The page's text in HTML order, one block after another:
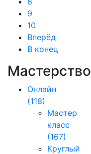
9
10
Вперёд
В конец
Мастерство
Онлайн
(118)
Мастер
класс
(167)
Круглый